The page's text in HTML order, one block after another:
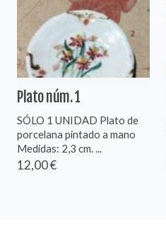
Plato núm. 1
SÓLO 1 UNIDAD Plato de
porcelana pintado a mano
Medidas: 2,3 cm. ...
12,00 €